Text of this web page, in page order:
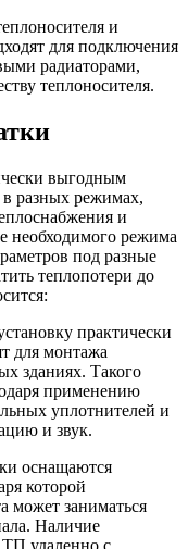
и
для подключения
радиаторами,
теплоносителя.
выгодным
в разных режимах,
и
необходимого режима
под разные
теплопотери до
практически
для монтажа
зданиях. Такого
применению
уплотнителей и
и звук.
оснащаются
которой
может заниматься
Наличие
ТП удаленно с